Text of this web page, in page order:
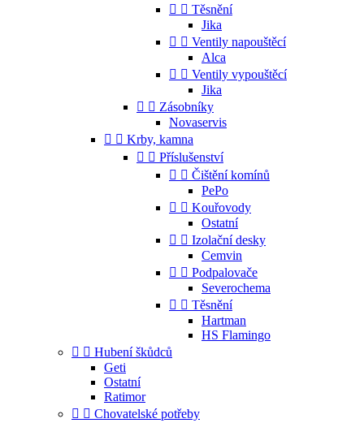
  Těsnění
Jika
  Ventily napouštěcí
Alca
  Ventily vypouštěcí
Jika
  Zásobníky
Novaservis
  Krby, kamna
  Příslušenství
  Čištění komínů
PePo
  Kouřovody
Ostatní
  Izolační desky
Cemvin
  Podpalovače
Severochema
  Těsnění
Hartman
HS Flamingo
  Hubení škůdců
Geti
Ostatní
Ratimor
  Chovatelské potřeby